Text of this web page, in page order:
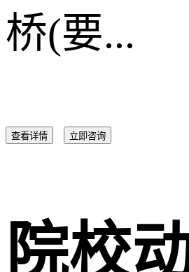
桥(要...
查看详情 立即咨询
院校